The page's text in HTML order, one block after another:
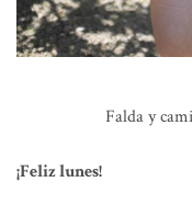
Falda y
¡Feliz lunes!